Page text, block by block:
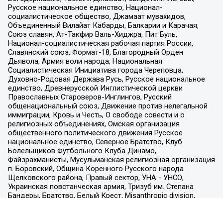
Русское национальное единство, Национал-
социалистическое общество, Джамаат мувахидов,
Объединенный Вилайат Кабарды, Балкарии и Карачая,
Союз славян, Ат-Такфир Валь-Хиджра, Пит Буль,
Национал-социалистическая рабочая партия России,
Славянский союз, Формат-18, Благородный Орден
Дьявола, Армия воли народа, Национальная
Социалистическая Инициатива города Череповца,
Духовно-Родовая Держава Русь, Русское национальное
единство, Древнерусской Инглистической церкви
Православных Староверов-Инглингов, Русский
общенациональный союз, Движение против нелегальной
иммиграции, Кровь и Честь, О свободе совести и о
религиозных объединениях, Омская организация
общественного политического движения Русское
национальное единство, Северное Братство, Клуб
Болельщиков Футбольного Клуба Динамо,
Файзрахманисты, Мусульманская религиозная организация
п. Боровский, Община Коренного Русского народа
Щелковского района, Правый сектор, УНА - УНСО,
Украинская повстанческая армия, Тризуб им. Степана
Бандеры, Братство, Белый Крест, Misanthropic division,